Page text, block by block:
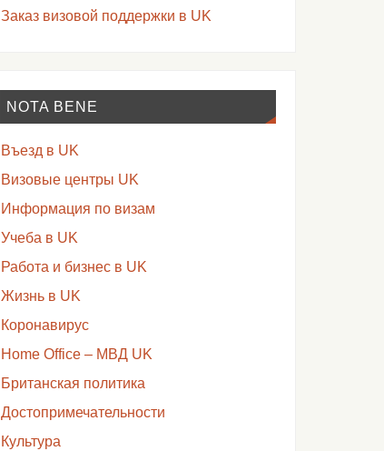
Заказ визовой поддержки в UK
NOTA BENE
Въезд в UK
Визовые центры UK
Информация по визам
Учеба в UK
Работа и бизнес в UK
Жизнь в UK
Коронавирус
Home Office – МВД UK
Британская политика
Достопримечательности
Культура